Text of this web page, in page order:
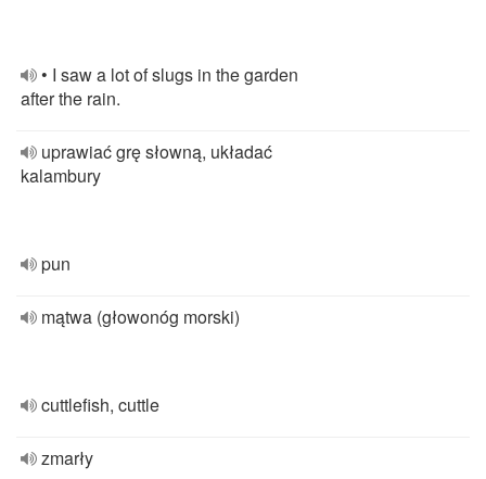
• I saw a lot of slugs in the garden
after the rain.
uprawiać grę słowną, układać
kalambury
pun
mątwa (głowonóg morski)
cuttlefish, cuttle
zmarły